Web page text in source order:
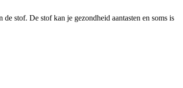
stof. De stof kan je gezondheid aantasten en soms is